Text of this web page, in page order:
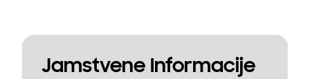
Jamstvene Informacije